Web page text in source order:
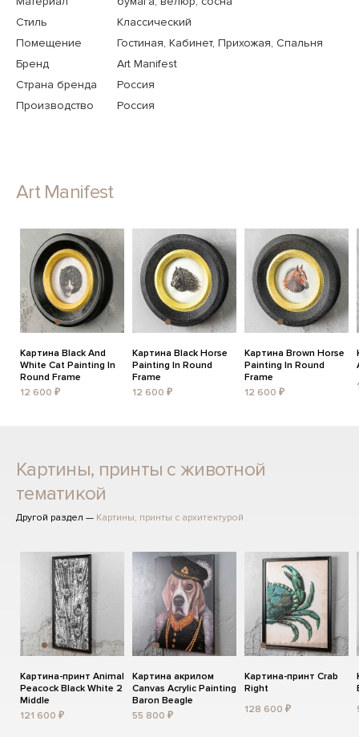
Стиль
Классический
Помещение
Гостиная, Кабинет, Прихожая, Спальня
Бренд
Art Manifest
Страна бренда
Россия
Производство
Россия
Art Manifest
Картина Black And
White Cat Painting In
Round Frame
12 600 ₽
Картина Black Horse
Painting In Round
Frame
12 600 ₽
Картина Brown Horse
Painting In Round
Frame
12 600 ₽
Картины, принты с животной
тематикой
Другой раздел — Картины, принты с архитектурой
Картина-принт Animal
Peacock Black White 2
Middle
121 600 ₽
Картина акрилом
Canvas Acrylic Painting
Baron Beagle
55 800 ₽
Картина-принт Crab
Right
128 600 ₽